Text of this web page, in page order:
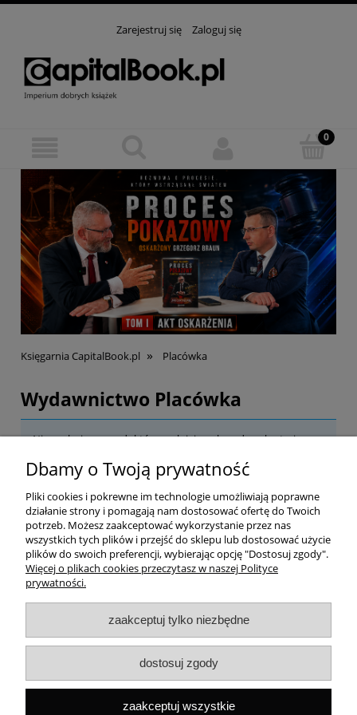
Zarejestruj się Zaloguj się
Księgarnia CapitalBook.pl » Placówka
Wydawnictwo Placówka
Nie znaleziono produktów spełniających podane kryteria.
Pomoc
Dostawa
Moje konto
O firmie
Rekomendowane strony
Szybki kontakt
Dbamy o Twoją prywatność
Pliki cookies i pokrewne im technologie umożliwiają poprawne
działanie strony i pomagają nam dostosować ofertę do Twoich
potrzeb. Możesz zaakceptować wykorzystanie przez nas
wszystkich tych plików i przejść do sklepu lub dostosować użycie
plików do swoich preferencji, wybierając opcję "Dostosuj zgody".
Więcej o plikach cookies przeczytasz w naszej Polityce
prywatności.
zaakceptuj tylko niezbędne
dostosuj zgody
zaakceptuj wszystkie